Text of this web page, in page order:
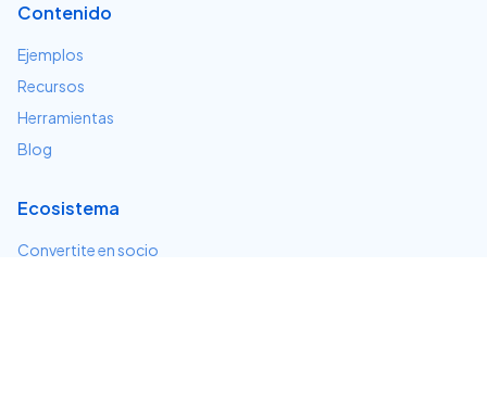
Contenido
Ejemplos
Recursos
Herramientas
Blog
Ecosistema
Convertite en socio